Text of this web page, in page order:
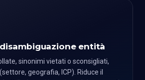
entità
sinonimi vietati o sconsigliati,
geografia, ICP). Riduce il